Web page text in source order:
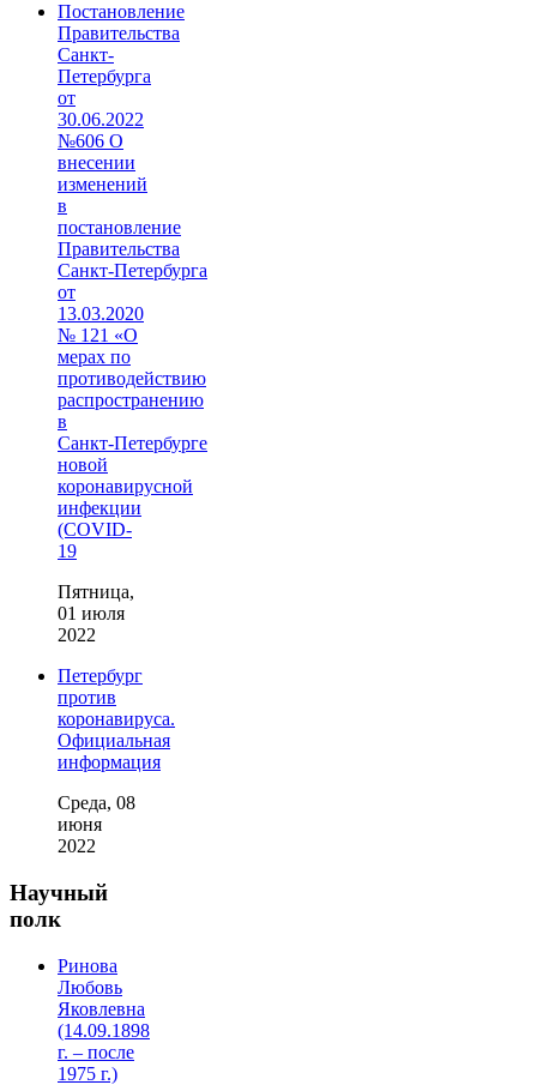
Постановление
Правительства
Санкт-
Петербурга
от
30.06.2022
№606 О
внесении
изменений
в
постановление
Правительства
Санкт‑Петербурга
от
13.03.2020
№ 121 «О
мерах по
противодействию
распространению
в
Санкт‑Петербурге
новой
коронавирусной
инфекции
(COVID-
19
Пятница,
01 июля
2022
Петербург
против
коронавируса.
Официальная
информация
Среда, 08
июня
2022
Научный
полк
Ринова
Любовь
Яковлевна
(14.09.1898
г. – после
1975 г.)